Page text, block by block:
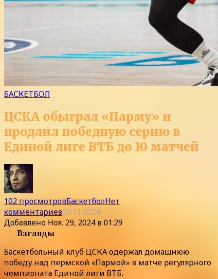
БАСКЕТБОЛ
ЦСКА обыграл «Парму» и
продлил победную серию в
Единой лиге ВТБ до 10 матчей
102 просмотровБаскетболНет
комментариев29.11.2024
Добавлено Ноя. 29, 2024 в 01:29
Взгляды
Баскетбольный клуб ЦСКА одержал домашнюю
победу над пермской «Пармой» в матче регулярного
чемпионата Единой лиги ВТБ.